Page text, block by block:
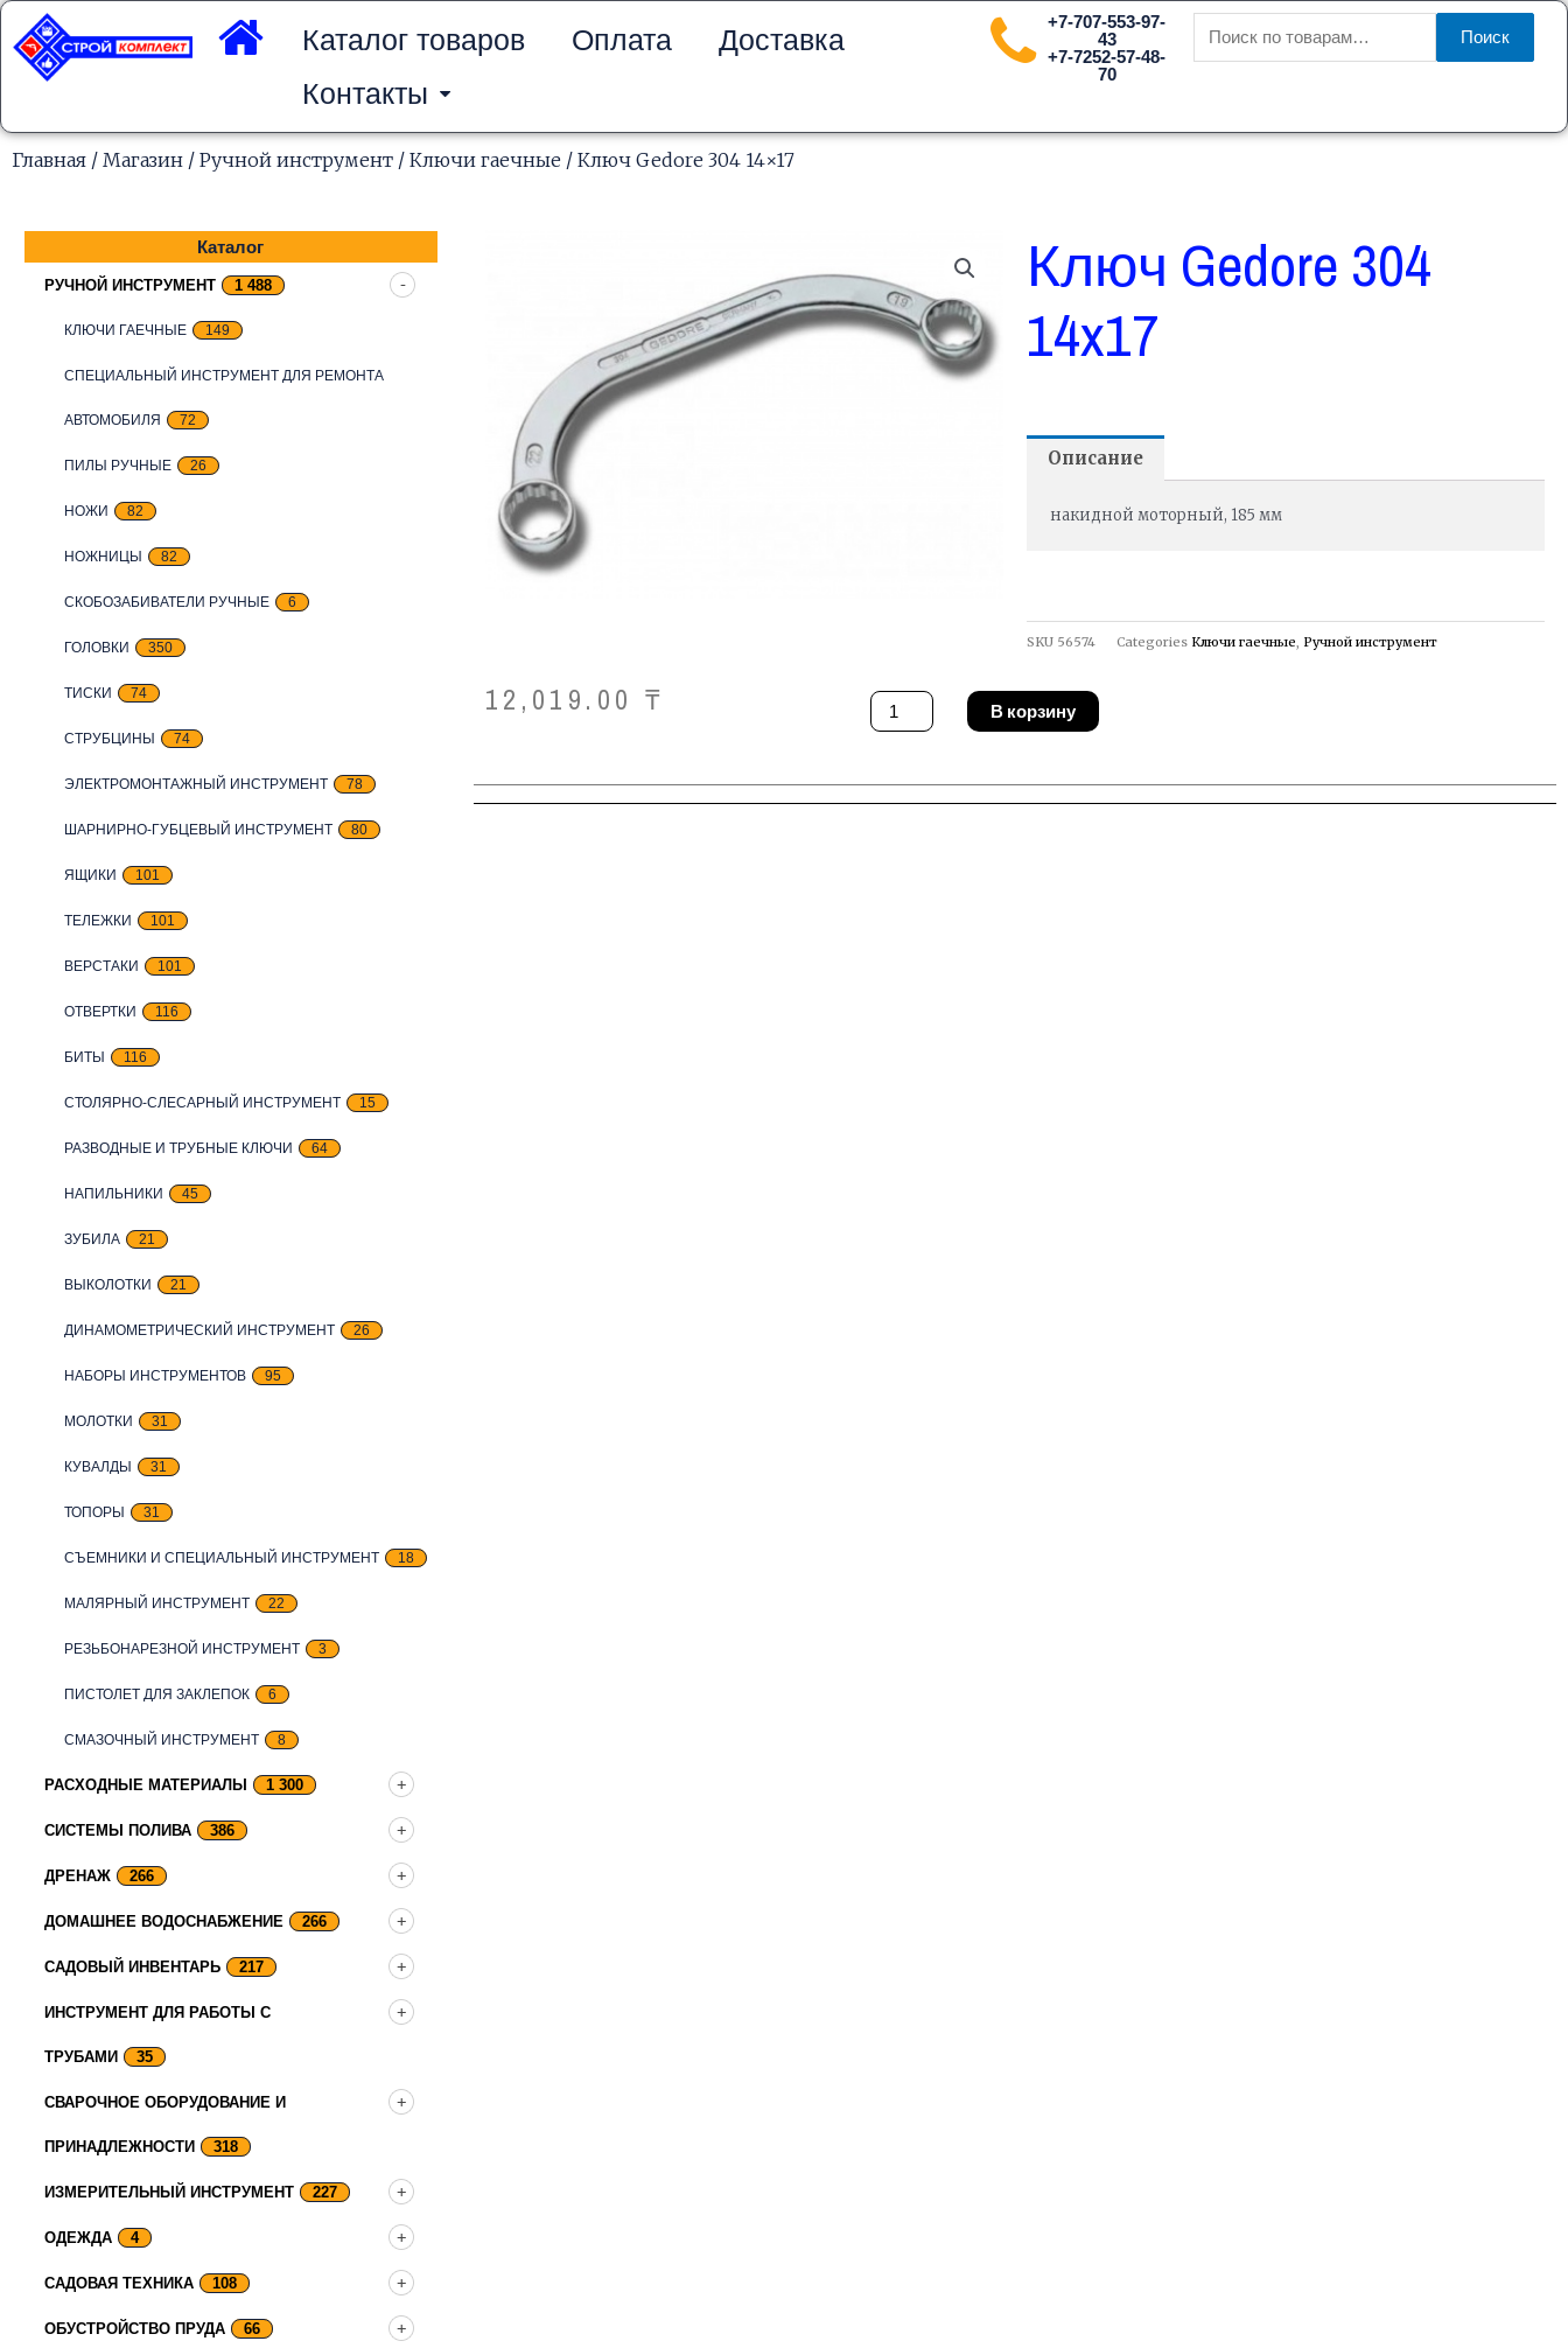
Перейти
содержимому
Каталог товаров Оплата
Доставка
Контакты
+7-707-553-97-
43
+7-7252-57-48-
70
Искать:
Поиск
Главная / Магазин / Ручной инструмент / Ключи гаечные / Ключ Gedore 304 14×17
Каталог
РУЧНОЙ ИНСТРУМЕНТ 1 488
КЛЮЧИ ГАЕЧНЫЕ 149
СПЕЦИАЛЬНЫЙ ИНСТРУМЕНТ ДЛЯ РЕМОНТА
АВТОМОБИЛЯ 72
ПИЛЫ РУЧНЫЕ 26
НОЖИ 82
НОЖНИЦЫ 82
СКОБОЗАБИВАТЕЛИ РУЧНЫЕ 6
ГОЛОВКИ 350
ТИСКИ 74
СТРУБЦИНЫ 74
ЭЛЕКТРОМОНТАЖНЫЙ ИНСТРУМЕНТ 78
ШАРНИРНО-ГУБЦЕВЫЙ ИНСТРУМЕНТ 80
ЯЩИКИ 101
ТЕЛЕЖКИ 101
ВЕРСТАКИ 101
ОТВЕРТКИ 116
БИТЫ 116
СТОЛЯРНО-СЛЕСАРНЫЙ ИНСТРУМЕНТ 15
РАЗВОДНЫЕ И ТРУБНЫЕ КЛЮЧИ 64
НАПИЛЬНИКИ 45
ЗУБИЛА 21
ВЫКОЛОТКИ 21
ДИНАМОМЕТРИЧЕСКИЙ ИНСТРУМЕНТ 26
НАБОРЫ ИНСТРУМЕНТОВ 95
МОЛОТКИ 31
КУВАЛДЫ 31
ТОПОРЫ 31
СЪЕМНИКИ И СПЕЦИАЛЬНЫЙ ИНСТРУМЕНТ 18
МАЛЯРНЫЙ ИНСТРУМЕНТ 22
РЕЗЬБОНАРЕЗНОЙ ИНСТРУМЕНТ 3
ПИСТОЛЕТ ДЛЯ ЗАКЛЕПОК 6
СМАЗОЧНЫЙ ИНСТРУМЕНТ 8
РАСХОДНЫЕ МАТЕРИАЛЫ 1 300
СИСТЕМЫ ПОЛИВА 386
ДРЕНАЖ 266
ДОМАШНЕЕ ВОДОСНАБЖЕНИЕ 266
САДОВЫЙ ИНВЕНТАРЬ 217
ИНСТРУМЕНТ ДЛЯ РАБОТЫ С
ТРУБАМИ 35
СВАРОЧНОЕ ОБОРУДОВАНИЕ И
ПРИНАДЛЕЖНОСТИ 318
ИЗМЕРИТЕЛЬНЫЙ ИНСТРУМЕНТ 227
ОДЕЖДА 4
САДОВАЯ ТЕХНИКА 108
ОБУСТРОЙСТВО ПРУДА 66
Ключ Gedore 304
14x17
Описание
накидной моторный, 185 мм
SKU 56574 Categories Ключи гаечные, Ручной инструмент
12,019.00 ₸
Количество
товара
Ключ
14x17
В корзину